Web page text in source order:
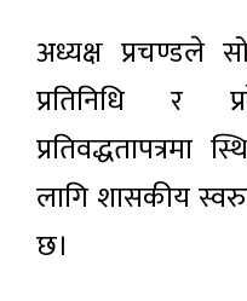
अध्यक्ष प्रचण्डले
प्रतिनिधि र
प्रतिवद्धतापत्रमा
लागि शासकीय
छ।